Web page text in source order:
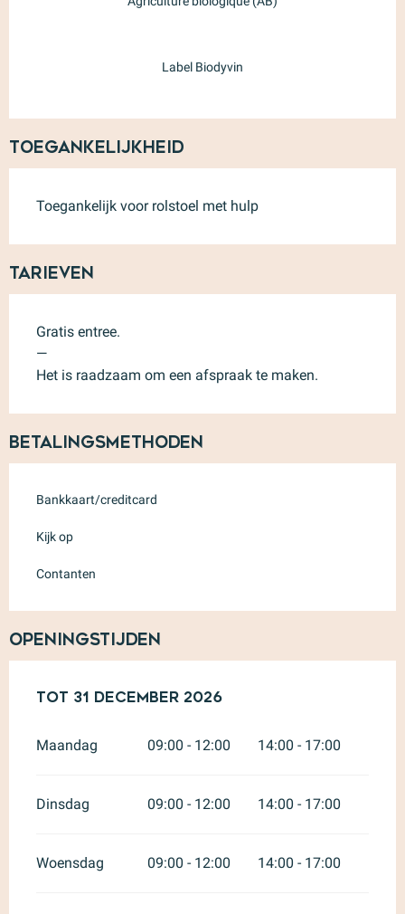
Label Biodyvin
Toegankelijkheid
Toegankelijk voor rolstoel met hulp
Tarieven
Gratis entree.
—
Het is raadzaam om een afspraak te maken.
Betalingsmethoden
Bankkaart/creditcard
Kijk op
Contanten
Openingstijden
Vanaf5 januari 2026tot
Tot 31 december 2026
Maandag 09:00 - 12:00 14:00 - 17:00
Dinsdag 09:00 - 12:00 14:00 - 17:00
Woensdag 09:00 - 12:00 14:00 - 17:00